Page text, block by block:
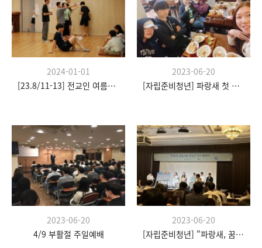
2024-01-01
[23.8/11-13] 전교인 여름수련회
2023-06-20
[자립준비청년] 파랑새 첫 모임
2023-06-20
4/9 부활절 주일예배
2023-06-20
[자립준비청년] "파랑새, 꿈을 향한 날갯짓" 발대식